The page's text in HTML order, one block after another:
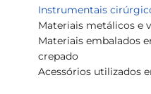
Instrumentais
Materiais metálicos e
Materiais embalados
crepado
Acessórios utilizados